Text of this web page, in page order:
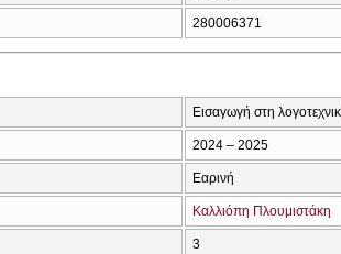
280006371
Εισαγωγή στη
2024 – 2025
Εαρινή
Καλλιόπη Πλουμιστάκη
3